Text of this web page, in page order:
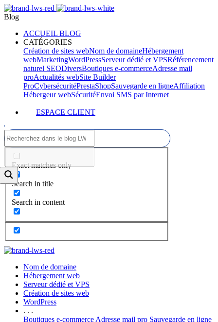
Blog
ACCUEIL BLOG
CATÉGORIES
Création de sites webNom de domaineHébergement
webMarketingWordPressServeur dédié et VPSRéférencement
naturel SEODiversBoutiques e-commerceAdresse mail
proActualités webSite Builder
ProCybersécuritéPrestaShopSauvegarde en ligneAffiliation
Hébergeur webSécuritéEnvoi SMS par Internet
ESPACE CLIENT
Exact matches only
Search in title
Search in content
Nom de domaine
Hébergement web
Serveur dédié et VPS
Création de sites web
WordPress
. . .
Boutiques e-commerce Adresse mail pro Sauvegarde en ligne